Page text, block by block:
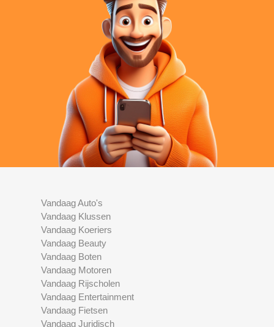
Vandaag Auto's
Vandaag Klussen
Vandaag Koeriers
Vandaag Beauty
Vandaag Boten
Vandaag Motoren
Vandaag Rijscholen
Vandaag Entertainment
Vandaag Fietsen
Vandaag Juridisch